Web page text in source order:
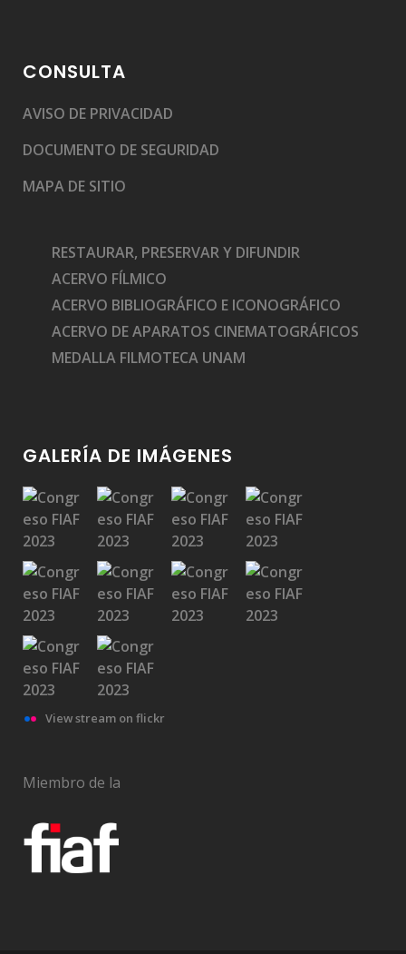
CONSULTA
AVISO DE PRIVACIDAD
DOCUMENTO DE SEGURIDAD
MAPA DE SITIO
RESTAURAR, PRESERVAR Y DIFUNDIR
ACERVO FÍLMICO
ACERVO BIBLIOGRÁFICO E ICONOGRÁFICO
ACERVO DE APARATOS CINEMATOGRÁFICOS
MEDALLA FILMOTECA UNAM
GALERÍA DE IMÁGENES
View stream on flickr
Miembro de la